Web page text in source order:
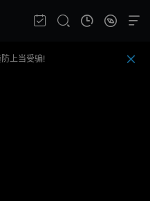
者切换线路。
上当受骗!